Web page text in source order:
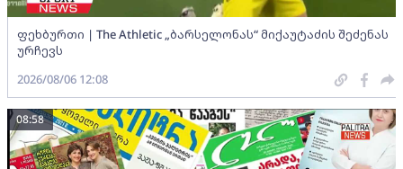
ფეხბურთი | The Athletic „ბარსელონას“ მიქაუტაძის შეძენას
ურჩევს
2026/08/06 12:08
08:58